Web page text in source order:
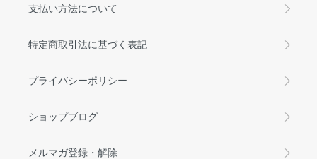
支払い方法について
特定商取引法に基づく表記
プライバシーポリシー
ショップブログ
メルマガ登録・解除